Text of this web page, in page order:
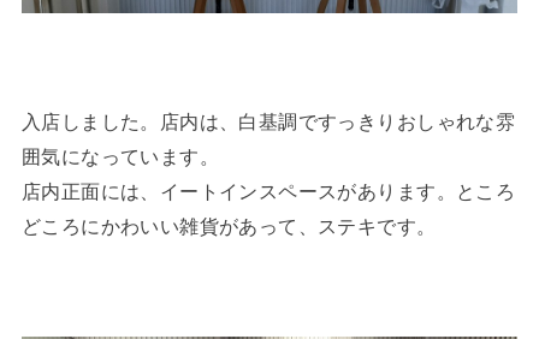
入店しました。店内は、白基調ですっきりおしゃれな雰
囲気になっています。
店内正面には、イートインスペースがあります。ところ
どころにかわいい雑貨があって、ステキです。